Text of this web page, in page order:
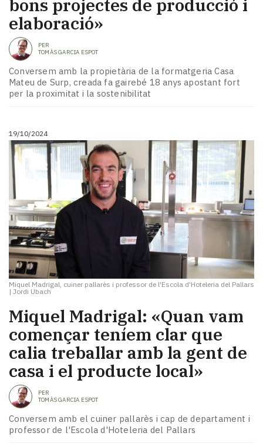
bons projectes de producció i
elaboració»
PER
TOMÀS GARCIA ESPOT
Conversem amb la propietària de la formatgeria Casa
Mateu de Surp, creada fa gairebé 18 anys apostant fort
per la proximitat i la sostenibilitat
19/10/2024
Miquel Madrigal, cuiner pallarès i professor de l'Escola d'Hoteleria del Pallars
| Jordi Ubach
Miquel Madrigal: «Quan vam
començar teníem clar que
calia treballar amb la gent de
casa i el producte local»
PER
TOMÀS GARCIA ESPOT
Conversem amb el cuiner pallarès i cap de departament i
professor de l'Escola d'Hoteleria del Pallars